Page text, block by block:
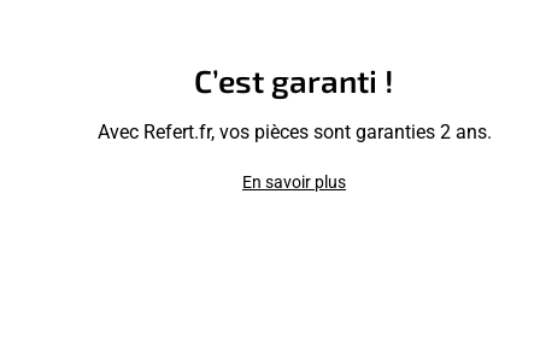
C’est garanti !
Avec Refert.fr, vos pièces sont garanties 2 ans.
En savoir plus